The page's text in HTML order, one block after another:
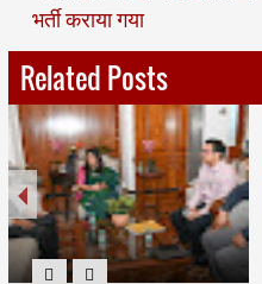
भर्ती कराया गया
Related Posts